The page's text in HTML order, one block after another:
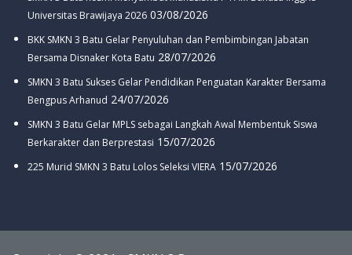
Universitas Brawijaya 2026 03/08/2026
BKK SMKN 3 Batu Gelar Penyuluhan dan Pembimbingan Jabatan
Bersama Disnaker Kota Batu 28/07/2026
SMKN 3 Batu Sukses Gelar Pendidikan Penguatan Karakter Bersama
Bengpus Arhanud 24/07/2026
SMKN 3 Batu Gelar MPLS sebagai Langkah Awal Membentuk Siswa
Berkarakter dan Berprestasi 15/07/2026
225 Murid SMKN 3 Batu Lolos Seleksi VIERA 15/07/2026